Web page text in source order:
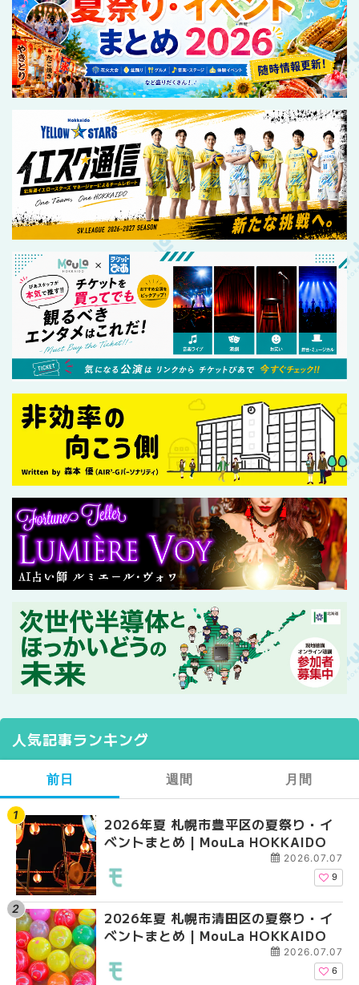
人気記事ランキング
前日
2026年夏 札幌市豊平区の夏祭り・イ
ベントまとめ | MouLa HOKKAIDO
2026.07.07
9
2026年夏 札幌市清田区の夏祭り・イ
ベントまとめ | MouLa HOKKAIDO
2026.07.07
6
週間
【2026年最新】札幌
ガーデン｜オープン日
大通公園から穴場テ
2026年夏 札幌市白石
ベントまとめ |
月間
【2026年最新】札幌
ガーデン｜オープン日
大通公園から穴場テ
2026年夏 札幌市北区
ントまとめ | MouLa